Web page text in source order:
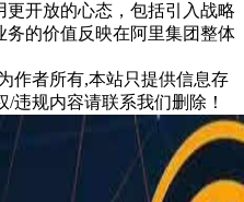
开放的心态，包括引入战略
的价值反映在阿里集团整体
作者所有,本站只提供信息存
违规内容请联系我们删除！